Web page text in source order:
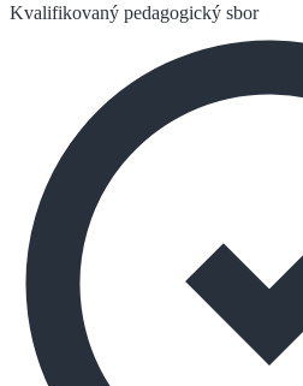
Kvalifikovaný pedagogický sbor